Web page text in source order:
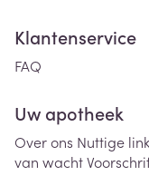
Klantenservice
FAQ
Uw apotheek
Over ons Nuttige
van wacht